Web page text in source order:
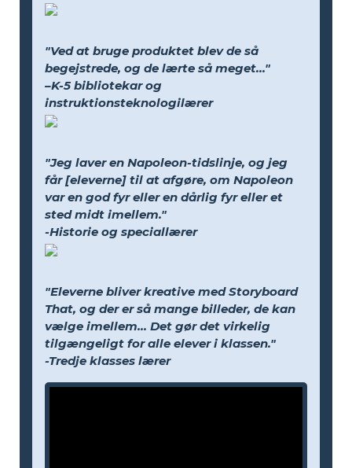
"Ved at bruge produktet blev de så
begejstrede, og de lærte så meget..."
–K-5 bibliotekar og
instruktionsteknologilærer
"Jeg laver en Napoleon-tidslinje, og jeg
får [eleverne] til at afgøre, om Napoleon
var en god fyr eller en dårlig fyr eller et
sted midt imellem."
-Historie og speciallærer
"Eleverne bliver kreative med Storyboard
That, og der er så mange billeder, de kan
vælge imellem... Det gør det virkelig
tilgængeligt for alle elever i klassen."
-Tredje klasses lærer